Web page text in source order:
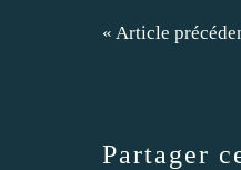
« Article
Partager